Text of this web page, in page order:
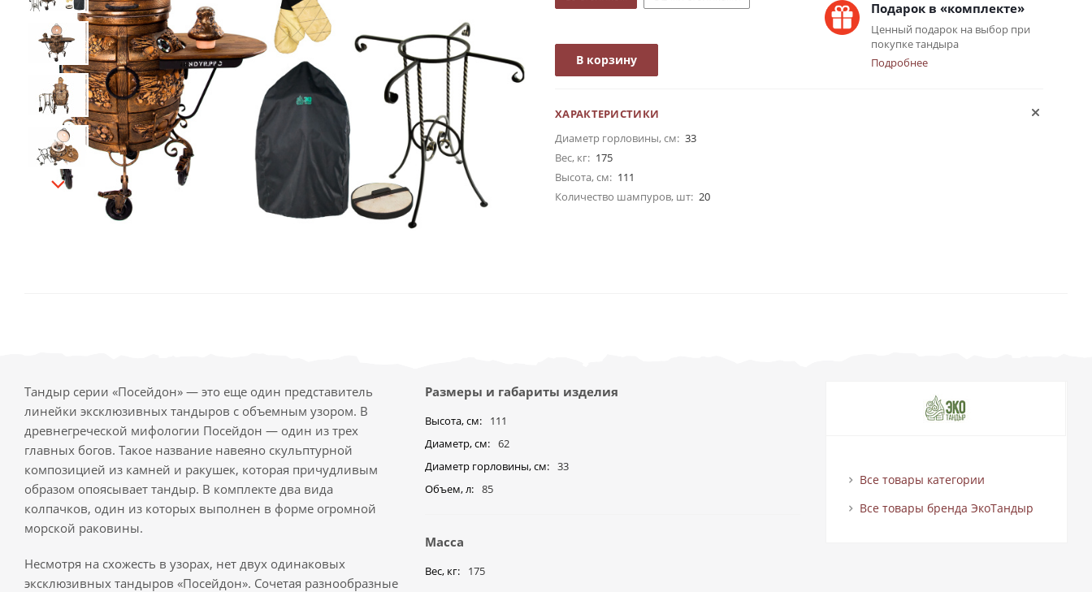
Подарок в «комплекте»
Ценный подарок на выбор при
покупке тандыра
Подробнее
В корзину
ХАРАКТЕРИСТИКИ
Диаметр горловины, см: 33
Вес, кг: 175
Высота, см: 111
Количество шампуров, шт: 20
Тандыр серии «Посейдон» — это еще один представитель
линейки эксклюзивных тандыров с объемным узором. В
древнегреческой мифологии Посейдон — один из трех
главных богов. Такое название навеяно скульптурной
композицией из камней и ракушек, которая причудливым
образом опоясывает тандыр. В комплекте два вида
колпачков, один из которых выполнен в форме огромной
морской раковины.
Несмотря на схожесть в узорах, нет двух одинаковых
эксклюзивных тандыров «Посейдон». Сочетая разнообразные
Размеры и габариты изделия
Высота, см
111
Диаметр, см
62
Диаметр горловины, см
33
Объем, л
85
Масса
Вес, кг 175
Все товары категории
Все товары бренда ЭкоТандыр